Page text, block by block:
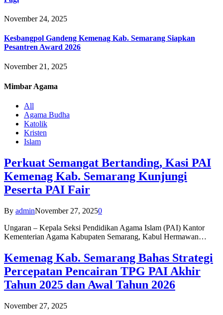
November 24, 2025
Kesbangpol Gandeng Kemenag Kab. Semarang Siapkan
Pesantren Award 2026
November 21, 2025
Mimbar Agama
All
Agama Budha
Katolik
Kristen
Islam
Perkuat Semangat Bertanding, Kasi PAI
Kemenag Kab. Semarang Kunjungi
Peserta PAI Fair
By adminNovember 27, 20250
Ungaran – Kepala Seksi Pendidikan Agama Islam (PAI) Kantor
Kementerian Agama Kabupaten Semarang, Kabul Hermawan…
Kemenag Kab. Semarang Bahas Strategi
Percepatan Pencairan TPG PAI Akhir
Tahun 2025 dan Awal Tahun 2026
November 27, 2025